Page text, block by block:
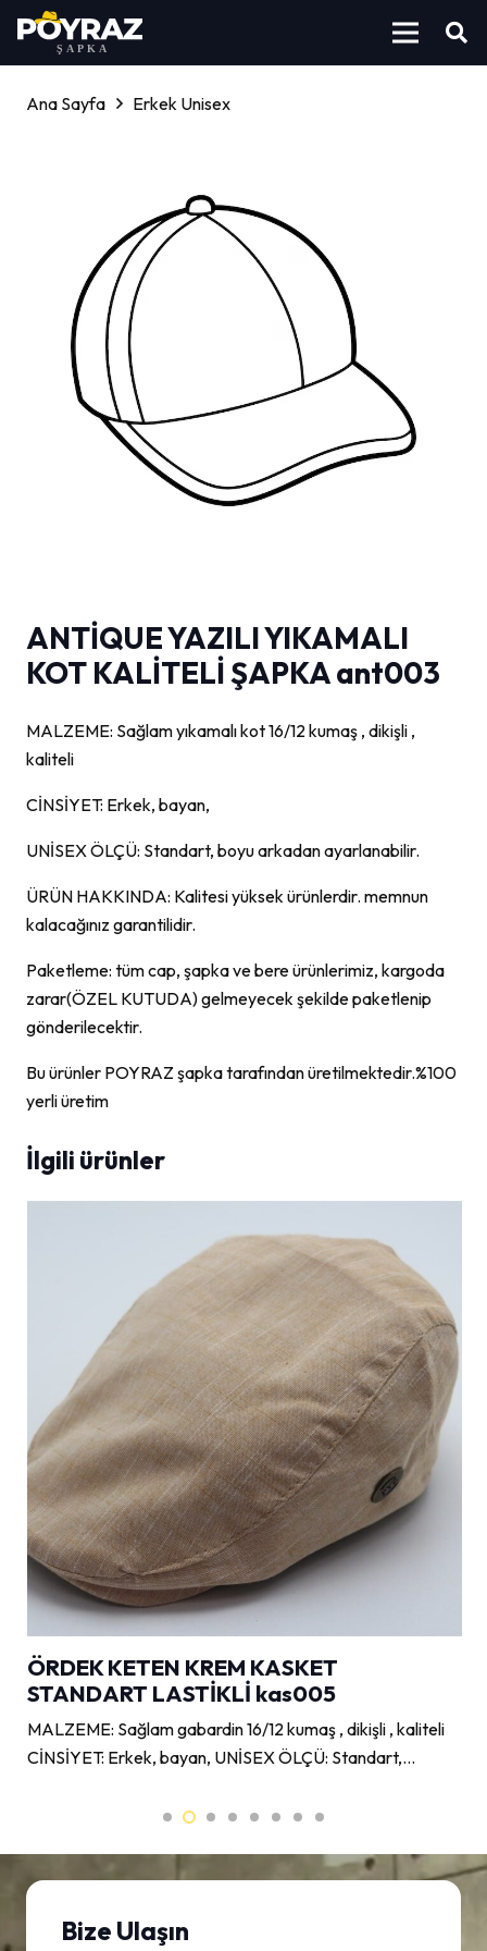
Ana Sayfa Erkek Unisex
ANTİQUE YAZILI YIKAMALI
KOT KALİTELİ ŞAPKA ant003
MALZEME: Sağlam yıkamalı kot 16/12 kumaş , dikişli ,
kaliteli
CİNSİYET: Erkek, bayan,
UNİSEX ÖLÇÜ: Standart, boyu arkadan ayarlanabilir.
ÜRÜN HAKKINDA: Kalitesi yüksek ürünlerdir. memnun
kalacağınız garantilidir.
Paketleme: tüm cap, şapka ve bere ürünlerimiz, kargoda
zarar(ÖZEL KUTUDA) gelmeyecek şekilde paketlenip
gönderilecektir.
Bu ürünler POYRAZ şapka tarafından üretilmektedir.%100
yerli üretim
İlgili ürünler
ÖRDEK KETEN KREM KASKET
STANDART LASTİKLİ kas005
MALZEME: Sağlam gabardin 16/12 kumaş , dikişli , kaliteli
CİNSİYET: Erkek, bayan, UNİSEX ÖLÇÜ: Standart,…
Bize Ulaşın